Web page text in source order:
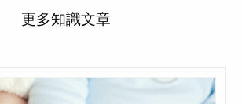
更多知識文章